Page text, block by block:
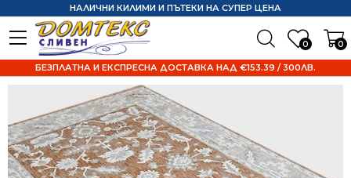
0 0
НАЛИЧНИ КИЛИМИ И ПЪТЕКИ НА СУПЕР ЦЕНА
БЕЗПЛАТНА И ЕКСПРЕСНА ДОСТАВКА НАД €153.39 / 300ЛВ.